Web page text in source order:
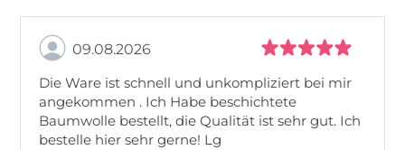
09.08.2026
Die Ware ist schnell und unkompliziert bei mir
angekommen . Ich Habe beschichtete
Baumwolle bestellt, die Qualität ist sehr gut. Ich
bestelle hier sehr gerne! Lg